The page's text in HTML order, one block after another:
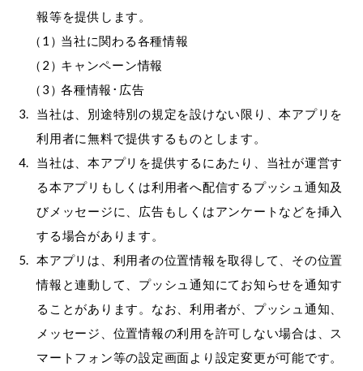
報等を提供します。
当社に関わる各種情報
キャンペーン情報
各種情報･広告
当社は、別途特別の規定を設けない限り、本アプリを
利用者に無料で提供するものとします。
当社は、本アプリを提供するにあたり、当社が運営す
る本アプリもしくは利用者へ配信するプッシュ通知及
びメッセージに、広告もしくはアンケートなどを挿入
する場合があります。
本アプリは、利用者の位置情報を取得して、その位置
情報と連動して、プッシュ通知にてお知らせを通知す
ることがあります。なお、利用者が、プッシュ通知、
メッセージ、位置情報の利用を許可しない場合は、ス
マートフォン等の設定画面より設定変更が可能です。